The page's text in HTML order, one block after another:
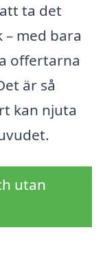
ta det
med bara
offertarna
är så
kan njuta
utan